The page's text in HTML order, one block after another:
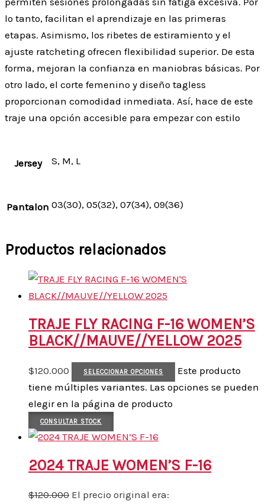
lo tanto, facilitan el aprendizaje en las primeras
etapas. Asimismo, los ribetes de estiramiento y el
ajuste ratcheting ofrecen flexibilidad superior. De esta
forma, mejoran la confianza en maniobras básicas. Por
otro lado, el corte femenino y diseño tagless
proporcionan comodidad inmediata. Así, hace de este
traje una opción accesible para empezar con estilo
Jersey S, M, L
Pantalon 03(30), 05(32), 07(34), 09(36)
Productos relacionados
TRAJE FLY RACING F-16 WOMEN’S
BLACK//MAUVE//YELLOW 2025
$120.000 SELECCIONAR OPCIONES
Este producto
tiene múltiples variantes. Las opciones se pueden
elegir en la página de producto
CONSULTAR STOCK
2024 TRAJE WOMEN’S F-16
$120.000 El precio original era: